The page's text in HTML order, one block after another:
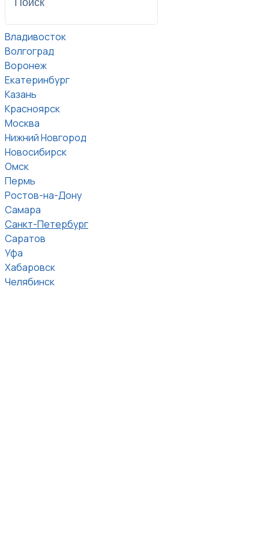
Владивосток
Волгоград
Воронеж
Екатеринбург
Казань
Красноярск
Москва
Нижний Новгород
Новосибирск
Омск
Пермь
Ростов-на-Дону
Самара
Санкт-Петербург
Саратов
Уфа
Хабаровск
Челябинск